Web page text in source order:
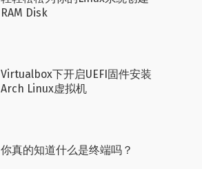
RAM Disk
Virtualbox下开启UEFI固件安装
Arch Linux虚拟机
你真的知道什么是终端吗？